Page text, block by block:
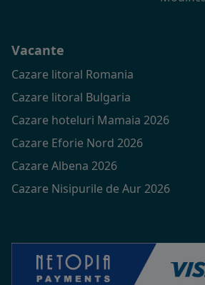
Vacante
Cazare litoral Romania
Cazare litoral Bulgaria
Cazare hoteluri Mamaia 2026
Cazare Eforie Nord 2026
Cazare Albena 2026
Cazare Nisipurile de Aur 2026